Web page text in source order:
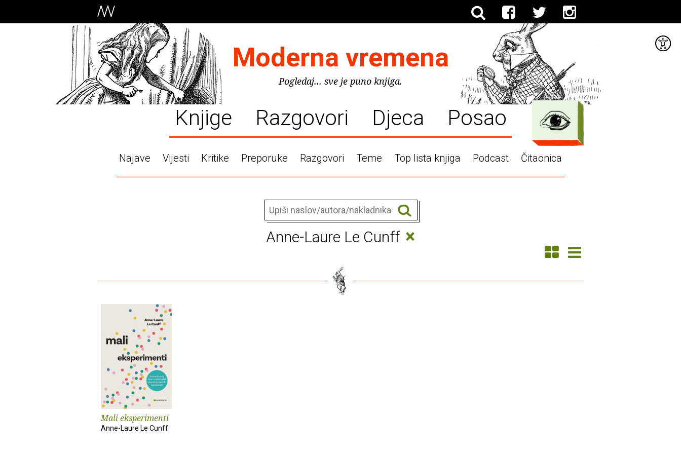
Moderna vremena
Pogledaj... sve je puno knjiga.
Knjige Razgovori Djeca Posao
Najave Vijesti Kritike Preporuke Razgovori Teme Top lista knjiga Podcast Čitaonica
Anne-Laure Le Cunff ×
Mali eksperimenti
Anne-Laure Le Cunff